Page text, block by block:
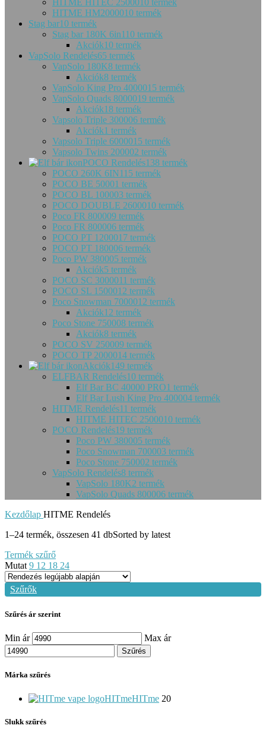
HITME HM2000010 termék
Stag bar10 termék
Stag bar 180K 6in110 termék
Akciók10 termék
VapSolo Rendelés65 termék
VapSolo 180K8 termék
Akciók8 termék
VapSolo King Pro 4000015 termék
VapSolo Quads 8000019 termék
Akciók18 termék
Vapsolo Triple 300006 termék
Akciók1 termék
Vapsolo Triple 6000015 termék
Vapsolo Twins 200002 termék
POCO Rendelés138 termék
POCO 260K 6IN115 termék
POCO BE 50001 termék
POCO BL 100003 termék
POCO DOUBLE 2600010 termék
Poco FR 800009 termék
Poco FR 800006 termék
POCO PT 1200017 termék
POCO PT 180006 termék
Poco PW 380005 termék
Akciók5 termék
POCO SC 3000011 termék
POCO SL 1500012 termék
Poco Snowman 7000012 termék
Akciók12 termék
Poco Stone 750008 termék
Akciók8 termék
POCO SV 250009 termék
POCO TP 2000014 termék
Akciók149 termék
ELFBAR Rendelés10 termék
Elf Bar BC 40000 PRO1 termék
Elf Bar Lush King Pro 400004 termék
HITME Rendelés11 termék
HITME HITEC 2500010 termék
POCO Rendelés19 termék
Poco PW 380005 termék
Poco Snowman 700003 termék
Poco Stone 750002 termék
VapSolo Rendelés8 termék
VapSolo 180K2 termék
VapSolo Quads 800006 termék
Kezdőlap HITME Rendelés
1–24 termék, összesen 41 dbSorted by latest
Termék szűrő
Mutat 9 12 18 24
Szűrők
Szűrés ár szerint
Min ár Max ár
Szűrés
Márka szűrés
HITmeHITme 20
Slukk szűrés